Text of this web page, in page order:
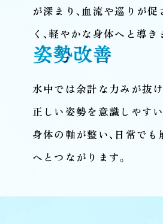
が深まり、血流や巡りが促
く、軽やかな身体へと導き
水中では余計な力みが抜
正しい姿勢を意識しやすい
身体の軸が整い、日常で
へとつながります。